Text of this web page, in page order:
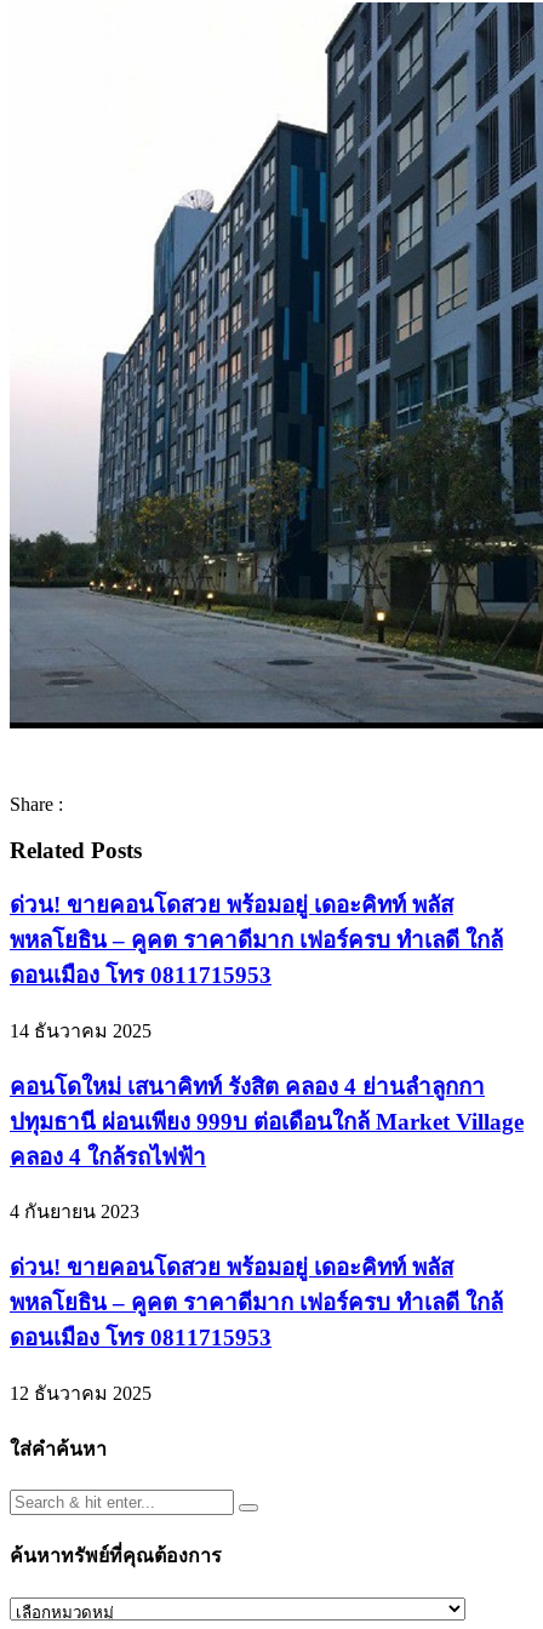
Share :
Related Posts
ด่วน! ขายคอนโดสวย พร้อมอยู่ เดอะคิทท์ พลัส
พหลโยธิน – คูคต ราคาดีมาก เฟอร์ครบ ทำเลดี ใกล้
ดอนเมือง โทร 0811715953
14 ธันวาคม 2025
คอนโดใหม่ เสนาคิทท์ รังสิต คลอง 4 ย่านลำลูกกา
ปทุมธานี ผ่อนเพียง 999บ ต่อเดือนใกล้ Market Village
คลอง 4 ใกล้รถไฟฟ้า
4 กันยายน 2023
ด่วน! ขายคอนโดสวย พร้อมอยู่ เดอะคิทท์ พลัส
พหลโยธิน – คูคต ราคาดีมาก เฟอร์ครบ ทำเลดี ใกล้
ดอนเมือง โทร 0811715953
12 ธันวาคม 2025
ใส่คำค้นหา
ค้นหาทรัพย์ที่คุณต้องการ
ค้นหา